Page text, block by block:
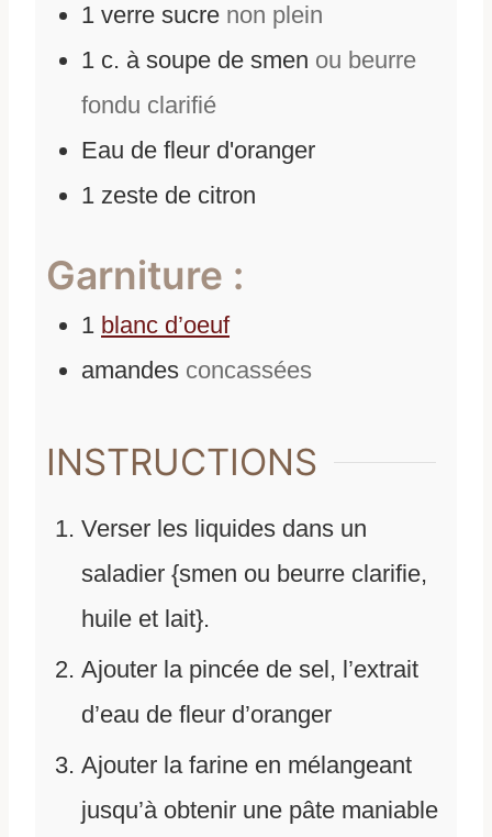
1 verre sucre non plein
1 c. à soupe de smen ou beurre
fondu clarifié
Eau de fleur d'oranger
1 zeste de citron
Garniture :
1 blanc d’oeuf
amandes concassées
INSTRUCTIONS
Verser les liquides dans un
saladier {smen ou beurre clarifie,
huile et lait}.
Ajouter la pincée de sel, l’extrait
d’eau de fleur d’oranger
Ajouter la farine en mélangeant
jusqu’à obtenir une pâte maniable